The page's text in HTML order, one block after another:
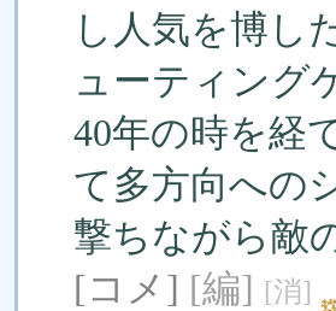
し人気を博し
ューティング
40年の時を経
て多方向への
撃ちながら敵
[コメ] [編] [消]